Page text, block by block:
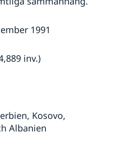
i
1991
inv.)
Kosovo,
Albanien